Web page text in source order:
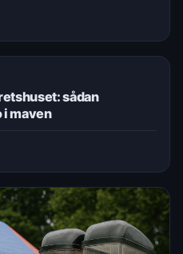
sådan
i maven